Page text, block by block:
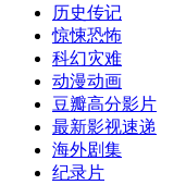
历史传记
惊悚恐怖
科幻灾难
动漫动画
豆瓣高分影片
最新影视速递
海外剧集
纪录片